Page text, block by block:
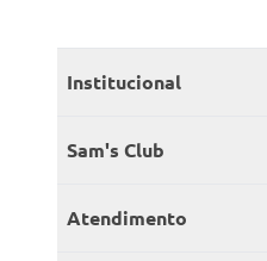
Institucional
Quem somos
Sam's Club
Seja sócio
Atendimento